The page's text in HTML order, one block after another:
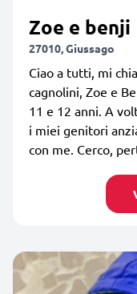
Zoe e benji
27010, Giussago
Ciao a tutti, mi
cagnolini, Zoe e
11 e 12 anni. A
i miei genitori
con me. Cerco,